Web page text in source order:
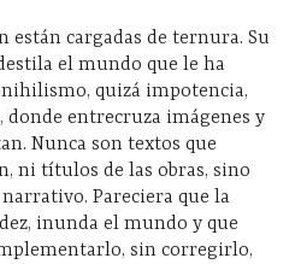
están cargadas de ternura. Su
el mundo que le ha
quizá impotencia,
entrecruza imágenes y
Nunca son textos que
ni títulos de las obras, sino
Pareciera que la
inunda el mundo y que
sin corregirlo,